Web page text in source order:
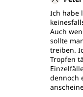
Ich habe
Auch
sollte
treiben.
Tropfen
dennoch